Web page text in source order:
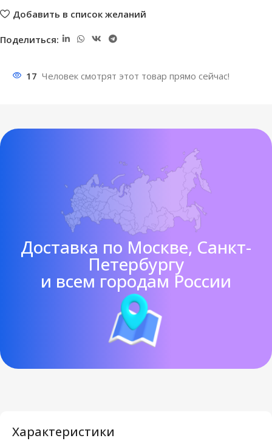
Добавить в список желаний
Поделиться:
17 Человек смотрят этот товар прямо сейчас!
Доставка по Москве, Санкт-
Петербургу
и всем городам России
Характеристики